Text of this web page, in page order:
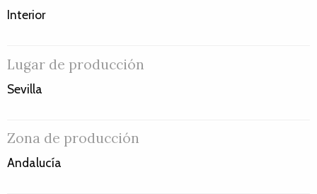
Interior
Lugar de producción
Sevilla
Zona de producción
Andalucía